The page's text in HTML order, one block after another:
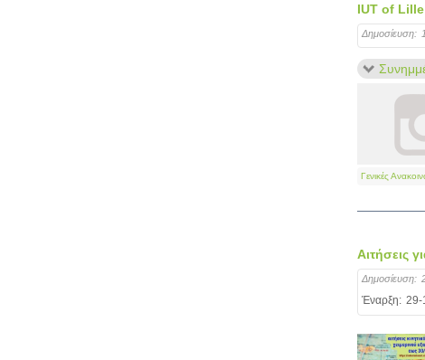
IUT of
Δημοσίευση:
Γενικές
Αιτήσεις
Δημοσίευση:
Έναρξη: 29-